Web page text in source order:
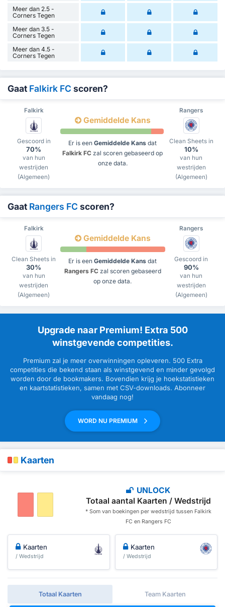
Meer dan 2.5 -
Corners Tegen
Meer dan 3.5 -
Corners Tegen
Meer dan 4.5 -
Corners Tegen
Gaat Falkirk FC scoren?
Falkirk Rangers
Gescoord in
70%
van hun
westrijden
(Algemeen)
Gemiddelde Kans
Er is een Gemiddelde Kans dat
Falkirk FC zal scoren gebaseerd op
onze data.
Clean Sheets in
10%
van hun
westrijden
(Algemeen)
Gaat Rangers FC scoren?
Falkirk Rangers
Clean Sheets in
30%
van hun
westrijden
(Algemeen)
Gemiddelde Kans
Er is een Gemiddelde Kans dat
Rangers FCzal scoren gebaseerd
op onze data.
Gescoord in
90%
van hun
westrijden
(Algemeen)
Upgrade naar Premium! Extra 500
winstgevende competities.
Premium zal je meer overwinningen opleveren. 500 Extra
competities die bekend staan als winstgevend en minder gevolgd
worden door de bookmakers. Bovendien krijg je hoekstatistieken
en kaartstatistieken, samen met CSV-downloads. Abonneer
vandaag nog!
WORD NU PREMIUM
Kaarten
UNLOCK
Totaal aantal Kaarten / Wedstrijd
* Som van boekingen per wedstrijd tussen Falkirk
FC en Rangers FC
Kaarten
/ Wedstrijd
Kaarten
/ Wedstrijd
Totaal Kaarten Team Kaarten